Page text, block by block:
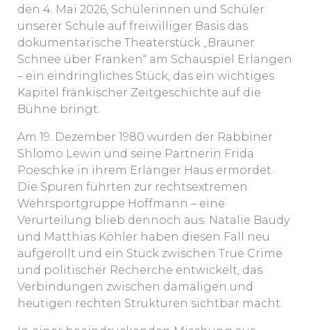
den 4. Mai 2026, Schülerinnen und Schüler
unserer Schule auf freiwilliger Basis das
dokumentarische Theaterstück „Brauner
Schnee über Franken“ am Schauspiel Erlangen
– ein eindringliches Stück, das ein wichtiges
Kapitel fränkischer Zeitgeschichte auf die
Bühne bringt.
Am 19. Dezember 1980 wurden der Rabbiner
Shlomo Lewin und seine Partnerin Frida
Poeschke in ihrem Erlanger Haus ermordet.
Die Spuren führten zur rechtsextremen
Wehrsportgruppe Hoffmann – eine
Verurteilung blieb dennoch aus. Natalie Baudy
und Matthias Köhler haben diesen Fall neu
aufgerollt und ein Stück zwischen True Crime
und politischer Recherche entwickelt, das
Verbindungen zwischen damaligen und
heutigen rechten Strukturen sichtbar macht.